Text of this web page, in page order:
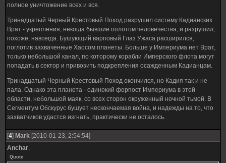
полное уничтожение всех и вся.
Тринадцатый Черный Крестовый Поход разрушил систему Кадианских
Врат - укрепления, некогда бывшие оплотом человечества, и разрушил,
похоже, навсегда. Бушующий варповый Глаз Ужаса расширился,
поглотив захваченные Хаосом планеты. Больше у Империума нет Врат,
только небольшой канал, по которому корабли Имперского флота могут
попадать в сектор и привозить подкрепления осажденным Кадианцам.
Тринадцатый Черный Крестовый Поход окончился, но Кадия так и не
пала. Однако эта планета - одинокий форпост Империума в этой
области, небольшой маяк, со всех сторон окруженный ночной тьмой. В
Сегментум Обскурус бушует нескончаемая война, и надежды на то, что
захватчиков удастся изгнать, практически не осталось.
[4] Mark [2010-01-23, 2:54:54]
Anchar,
Quote